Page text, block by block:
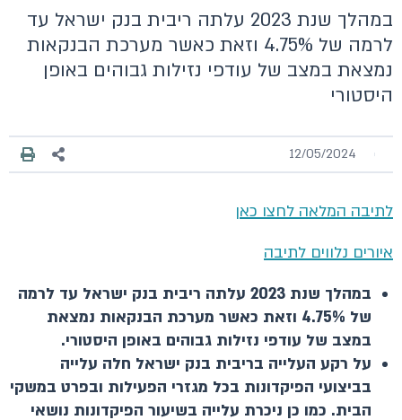
במהלך שנת 2023 עלתה ריבית בנק ישראל עד
לרמה של 4.75% וזאת כאשר מערכת הבנקאות
נמצאת במצב של עודפי נזילות גבוהים באופן
היסטורי
12/05/2024
לתיבה המלאה לחצו כאן
איורים נלווים לתיבה
במהלך שנת 2023 עלתה ריבית בנק ישראל עד לרמה
של 4.75% וזאת כאשר מערכת הבנקאות נמצאת
במצב של עודפי נזילות גבוהים באופן היסטורי.
על רקע העלייה בריבית בנק ישראל חלה עלייה
בביצועי הפיקדונות בכל מגזרי הפעילות ובפרט במשקי
הבית. כמו כן ניכרת עלייה בשיעור הפיקדונות נושאי